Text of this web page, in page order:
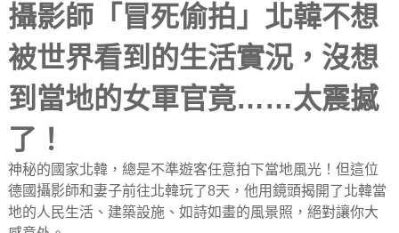
攝影師「冒死偷拍」北韓不想
被世界看到的生活實況，沒想
到當地的女軍官竟……太震撼
了！
神秘的國家北韓，總是不準遊客任意拍下當地風光！但這位
德國攝影師和妻子前往北韓玩了8天，他用鏡頭揭開了北韓當
地的人民生活、建築設施、如詩如畫的風景照，絕對讓你大